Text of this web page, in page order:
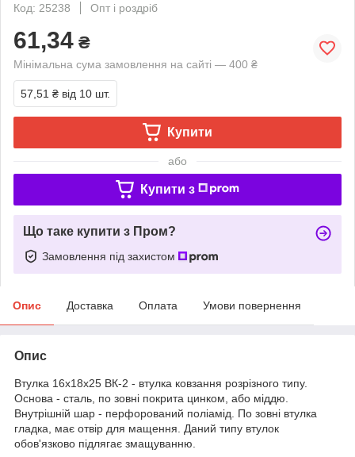
Код: 25238
Опт і роздріб
61,34 ₴
Мінімальна сума замовлення на сайті — 400 ₴
57,51 ₴ від 10 шт.
Купити
або
Купити з
Що таке купити з Пром?
Замовлення під захистом
Опис Доставка Оплата Умови повернення
Опис
Втулка 16х18х25 ВК-2 - втулка ковзання розрізного типу.
Основа - сталь, по зовні покрита цинком, або міддю.
Внутрішній шар - перфорований поліамід. По зовні втулка
гладка, має отвір для мащення. Даний типу втулок
обов'язково підлягає змащуванню.